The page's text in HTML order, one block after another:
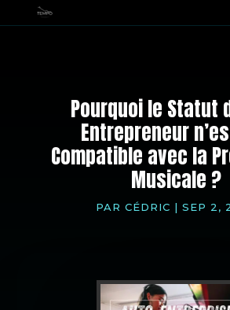
Pourquoi le Statut
Entrepreneur
Compatible avec la
Musicale ?
PAR CÉDRIC | SEP 2,